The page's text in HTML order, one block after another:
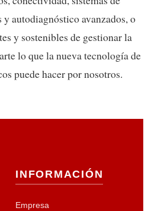
autodiagnóstico avanzados, o
y sostenibles de gestionar la
lo que la nueva tecnología de
puede hacer por nosotros.
INFORMACIÓN
Empresa